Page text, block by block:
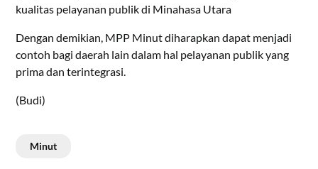
kualitas pelayanan publik di Minahasa Utara
Dengan demikian, MPP Minut diharapkan dapat menjadi
contoh bagi daerah lain dalam hal pelayanan publik yang
prima dan terintegrasi.
(Budi)
Minut